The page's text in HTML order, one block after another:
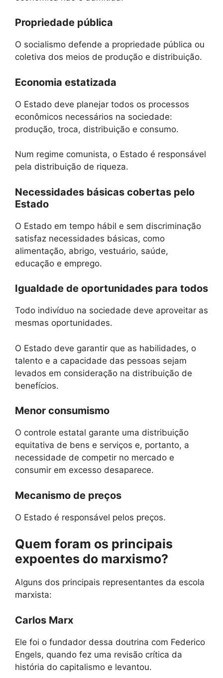
Propriedade pública
O socialismo defende a propriedade pública ou
coletiva dos meios de produção e distribuição.
Economia estatizada
O Estado deve planejar todos os processos
econômicos necessários na sociedade:
produção, troca, distribuição e consumo.
Num regime comunista, o Estado é responsável
pela distribuição de riqueza.
Necessidades básicas cobertas pelo
Estado
O Estado em tempo hábil e sem discriminação
satisfaz necessidades básicas, como
alimentação, abrigo, vestuário, saúde,
educação e emprego.
Igualdade de oportunidades para todos
Todo indivíduo na sociedade deve aproveitar as
mesmas oportunidades.
O Estado deve garantir que as habilidades, o
talento e a capacidade das pessoas sejam
levados em consideração na distribuição de
benefícios.
Menor consumismo
O controle estatal garante uma distribuição
equitativa de bens e serviços e, portanto, a
necessidade de competir no mercado e
consumir em excesso desaparece.
Mecanismo de preços
O Estado é responsável pelos preços.
Quem foram os principais
expoentes do marxismo?
Alguns dos principais representantes da escola
marxista:
Carlos Marx
Ele foi o fundador dessa doutrina com Federico
Engels, quando fez uma revisão crítica da
história do capitalismo e levantou.